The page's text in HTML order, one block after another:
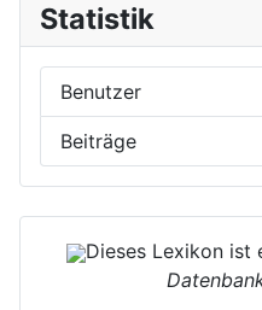
Statistik
Benutzer
Beiträge
Dieses Lexikon ist